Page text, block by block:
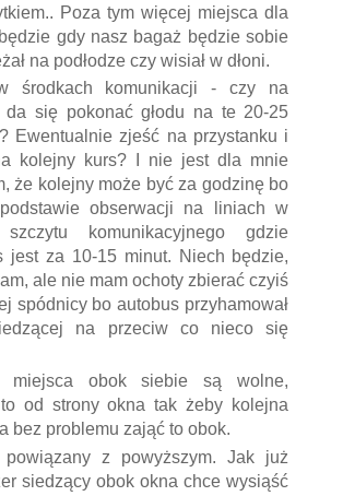
Poza tym więcej miejsca dla
gdy nasz bagaż będzie sobie
na podłodze czy wisiał w dłoni.
środkach komunikacji - czy na
da się pokonać głodu na te 20-25
Ewentualnie zjeść na przystanku i
kolejny kurs? I nie jest dla mnie
że kolejny może być za godzinę bo
obserwacji na liniach w
szczytu komunikacyjnego gdzie
jest za 10-15 minut. Niech będzie,
ale nie mam ochoty zbierać czyiś
spódnicy bo autobus przyhamował
na przeciw co nieco się
miejsca obok siebie są wolne,
od strony okna tak żeby kolejna
bez problemu zająć to obok.
z powyższym. Jak już
siedzący obok okna chce wysiąść